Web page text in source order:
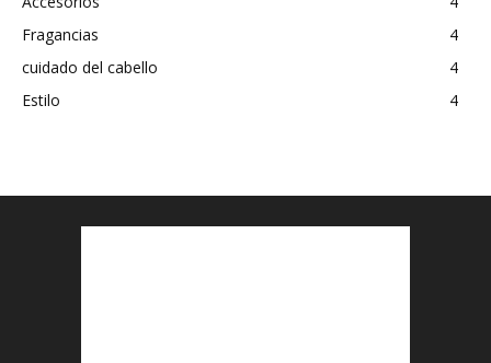
Fragancias
4
cuidado del cabello
4
Estilo
4